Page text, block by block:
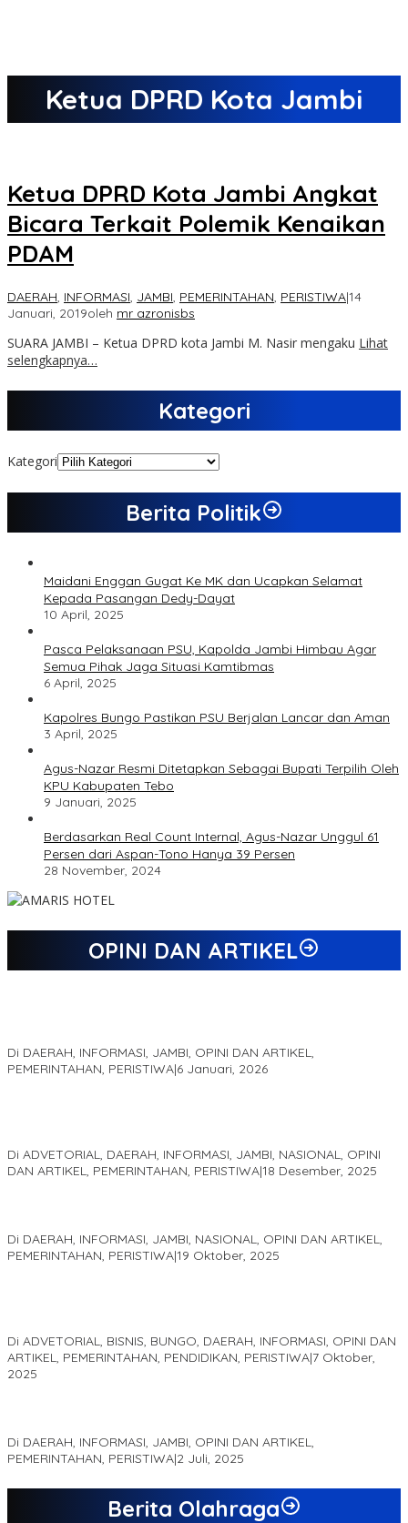
Ketua DPRD Kota Jambi
Ketua DPRD Kota Jambi Angkat
Bicara Terkait Polemik Kenaikan
PDAM
DAERAH, INFORMASI, JAMBI, PEMERINTAHAN, PERISTIWA|14
Januari, 2019oleh mr azronisbs
SUARA JAMBI – Ketua DPRD kota Jambi M. Nasir mengaku Lihat
selengkapnya…
Kategori
Kategori
Berita Politik
Maidani Enggan Gugat Ke MK dan Ucapkan Selamat
Kepada Pasangan Dedy-Dayat
10 April, 2025
Pasca Pelaksanaan PSU, Kapolda Jambi Himbau Agar
Semua Pihak Jaga Situasi Kamtibmas
6 April, 2025
Kapolres Bungo Pastikan PSU Berjalan Lancar dan Aman
3 April, 2025
Agus-Nazar Resmi Ditetapkan Sebagai Bupati Terpilih Oleh
KPU Kabupaten Tebo
9 Januari, 2025
Berdasarkan Real Count Internal, Agus-Nazar Unggul 61
Persen dari Aspan-Tono Hanya 39 Persen
28 November, 2024
OPINI DAN ARTIKEL
Di DAERAH, INFORMASI, JAMBI, OPINI DAN ARTIKEL,
PEMERINTAHAN, PERISTIWA|6 Januari, 2026
Di ADVETORIAL, DAERAH, INFORMASI, JAMBI, NASIONAL, OPINI
DAN ARTIKEL, PEMERINTAHAN, PERISTIWA|18 Desember, 2025
Di DAERAH, INFORMASI, JAMBI, NASIONAL, OPINI DAN ARTIKEL,
PEMERINTAHAN, PERISTIWA|19 Oktober, 2025
Di ADVETORIAL, BISNIS, BUNGO, DAERAH, INFORMASI, OPINI DAN
ARTIKEL, PEMERINTAHAN, PENDIDIKAN, PERISTIWA|7 Oktober,
2025
Di DAERAH, INFORMASI, JAMBI, OPINI DAN ARTIKEL,
PEMERINTAHAN, PERISTIWA|2 Juli, 2025
Berita Olahraga